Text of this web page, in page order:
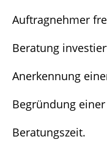
Auftragnehmer
Beratung
Anerkennung
Begründung
Beratungszeit.